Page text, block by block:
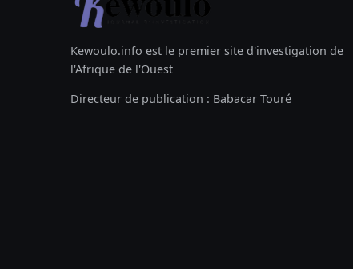
Kewoulo.info est le premier site d'investigation de
l'Afrique de l'Ouest
Directeur de publication : Babacar Touré